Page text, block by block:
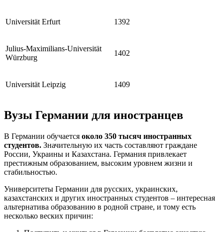
Universität Erfurt 1392
Julius-Maximilians-Universität
Würzburg
1402
Universität Leipzig 1409
Вузы Германии для иностранцев
В Германии обучается около 350 тысяч иностранных
студентов. Значительную их часть составляют граждане
России, Украины и Казахстана. Германия привлекает
престижным образованием, высоким уровнем жизни и
стабильностью.
Университеты Германии для русских, украинских,
казахстанских и других иностранных студентов – интересная
альтернатива образованию в родной стране, и тому есть
несколько веских причин: